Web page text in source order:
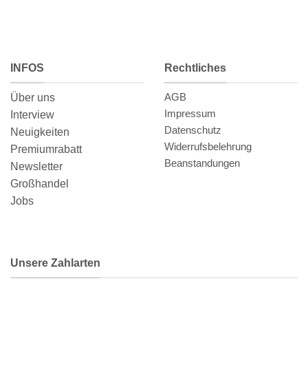
INFOS
Über uns
Interview
Neuigkeiten
Premiumrabatt
Newsletter
Großhandel
Jobs
Rechtliches
AGB
Impressum
Datenschutz
Widerrufsbelehrung
Beanstandungen
Unsere Zahlarten